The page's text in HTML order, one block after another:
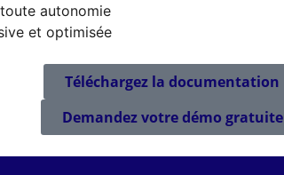
autonomie
et optimisée
Téléchargez la documentation
Demandez votre démo gratuite